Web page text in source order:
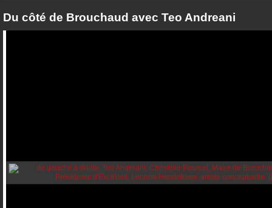
Du côté de Brouchaud avec Teo Andreani